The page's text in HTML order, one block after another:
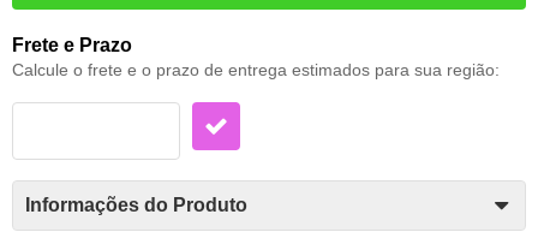
Frete e Prazo
Calcule o frete e o prazo de entrega estimados para sua região:
Informações do Produto